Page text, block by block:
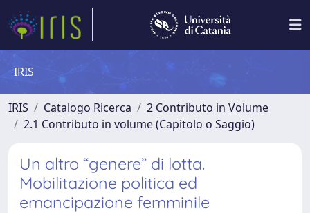
IRIS
IRIS Catalogo Ricerca
2 Contributo in Volume
2.1 Contributo in volume (Capitolo o Saggio)
Un altro “genere” di lotta.
Mobilitazione politica ed
emancipazione femminile